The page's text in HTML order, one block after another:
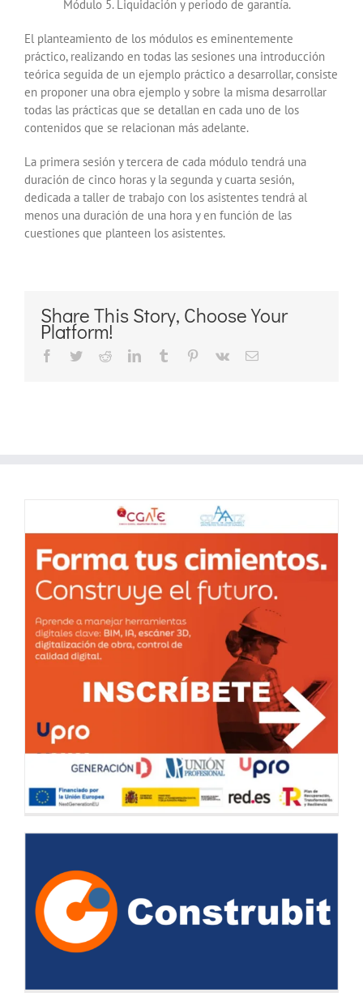
Módulo 5. Liquidación y periodo de garantía.
El planteamiento de los módulos es eminentemente
práctico, realizando en todas las sesiones una introducción
teórica seguida de un ejemplo práctico a desarrollar, consiste
en proponer una obra ejemplo y sobre la misma desarrollar
todas las prácticas que se detallan en cada uno de los
contenidos que se relacionan más adelante.
La primera sesión y tercera de cada módulo tendrá una
duración de cinco horas y la segunda y cuarta sesión,
dedicada a taller de trabajo con los asistentes tendrá al
menos una duración de una hora y en función de las
cuestiones que planteen los asistentes.
Share This Story, Choose Your
Platform!
Facebook
TwitterRedditLinkedInTumblr Pinterest
Vk
Correo